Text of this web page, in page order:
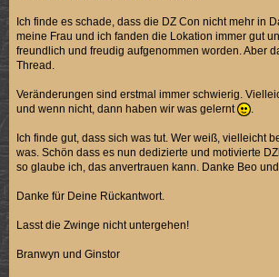
Ich finde es schade, dass die DZ Con nicht mehr in
meine Frau und ich fanden die Lokation immer gut
freundlich und freudig aufgenommen worden. Aber
Thread.
Veränderungen sind erstmal immer schwierig.
und wenn nicht, dann haben wir was gelernt
.
Ich finde gut, dass sich was tut. Wer weiß, vielleicht
was. Schön dass es nun dedizierte und motivierte
so glaube ich, das anvertrauen kann. Danke Beo
Danke für Deine Rückantwort.
Lasst die Zwinge nicht untergehen!
Branwyn und Ginstor